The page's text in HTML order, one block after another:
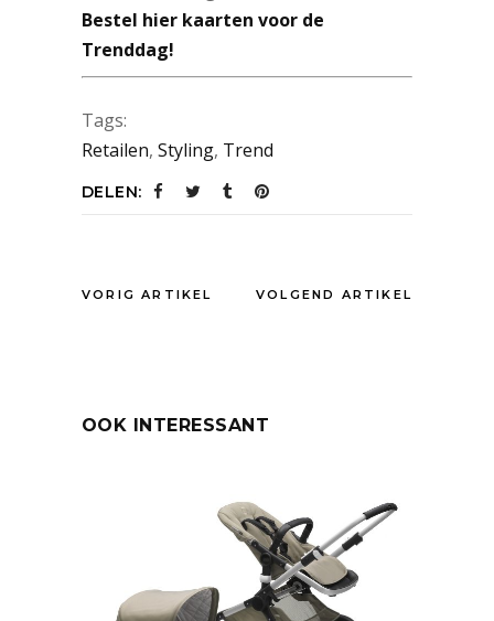
Bestel hier kaarten voor de
Trenddag!
Tags:
Retailen, Styling, Trend
DELEN:
VORIG ARTIKEL VOLGEND ARTIKEL
OOK INTERESSANT